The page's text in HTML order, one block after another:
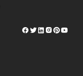
Herschel
Herschel
Herschel
Herschel
Herschel